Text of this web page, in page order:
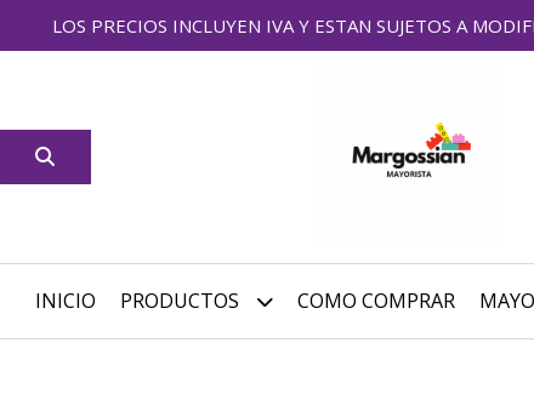
LOS PRECIOS INCLUYEN IVA Y ESTAN SUJETOS A
INICIO PRODUCTOS COMO COMPRAR